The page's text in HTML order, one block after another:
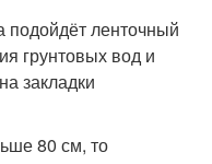
подойдёт ленточный
грунтовых вод и
закладки
80 см, то